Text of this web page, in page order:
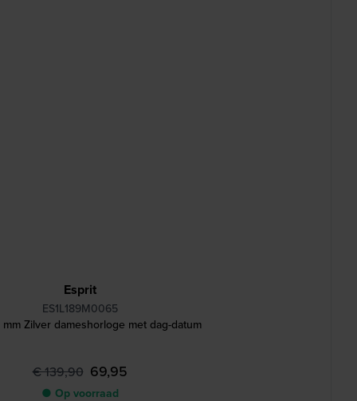
Esprit
ES1L189M0065
Zilver dameshorloge met dag-datum
€ 139,90 69,95
● Op voorraad